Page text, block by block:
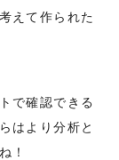
えて作られた
で確認できる
はより分析と
！